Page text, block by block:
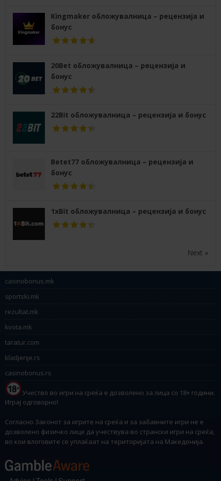
Kingmaker обложувалница – рецензија и
бонус
20Bet обложувалница – рецензија и
бонус
22Bit обложувалница – рецензија и бонус
Betet77 обложувалница – рецензија и
бонус
1xBit обложувалница – рецензија и бонус
Next »
casinobonus.mk
sportski.mk
rezultat.mk
kvota.mk
taratur.com
kladjenje.rs
casinobonus.rs
Учество во игри на среќа е дозволено за лица со 18+ години.
Играј одговорно!
Согласно Законот за игрите на среќа и за забавните игри не е
дозволено физичко лице да учествува во странски игри на среќа,
во кои влоговите се уплаќаат на територијата на Македонија.